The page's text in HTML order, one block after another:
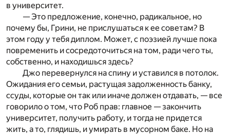
в университет.
— Это предложение, конечно, радикальное, но
почему бы, Грини, не прислушаться к ее советам? В
этом году у тебя диплом. Может, с поэзией лучше пока
повременить и сосредоточиться на том, ради чего ты,
собственно, и находишься здесь?
Джо перевернулся на спину и уставился в потолок.
Ожидания его семьи, растущая задолженность банку,
ссуды, которые он так или иначе должен отдавать, — все
говорило о том, что Роб прав: главное — закончить
университет, получить работу, и тогда не придется
жить, а то, глядишь, и умирать в мусорном баке. Но на